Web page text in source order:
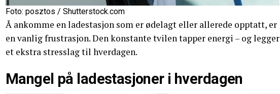
Foto: posztos / Shutterstock.com
Å ankomme en ladestasjon som er ødelagt eller allerede opptatt, er
en vanlig frustrasjon. Den konstante tvilen tapper energi – og legger
et ekstra stresslag til hverdagen.
Mangel på ladestasjoner i hverdagen